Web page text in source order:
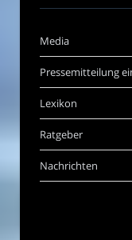
Media
Pressemitteilung
Lexikon
Ratgeber
Nachrichten